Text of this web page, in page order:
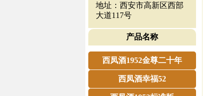
地址：西安市高新区西部
大道117号
产品名称
西凤酒1952金尊二十年
西凤酒幸福52